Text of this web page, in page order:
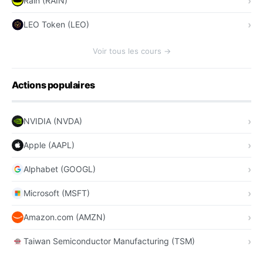
LEO Token (LEO)
Voir tous les cours →
Actions populaires
NVIDIA (NVDA)
Apple (AAPL)
Alphabet (GOOGL)
Microsoft (MSFT)
Amazon.com (AMZN)
Taiwan Semiconductor Manufacturing (TSM)